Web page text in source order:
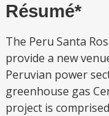
Résumé*
The Peru Santa
provide a new
Peruvian power
greenhouse gas
project is